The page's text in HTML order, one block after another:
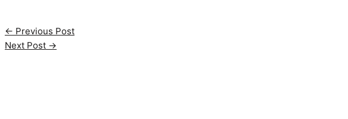
← Previous Post
Next Post →